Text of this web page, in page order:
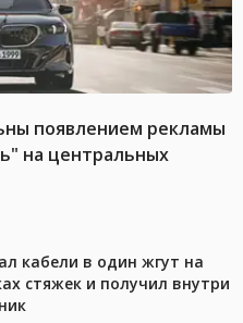
появлением рекламы
на центральных
кабели в один жгут на
стяжек и получил внутри